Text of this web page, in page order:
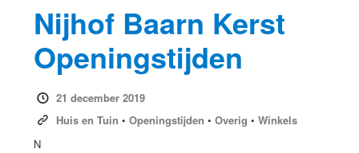
Nijhof Baarn Kerst
Openingstijden
21 december 2019
Huis en Tuin • Openingstijden • Overig • Winkels
N